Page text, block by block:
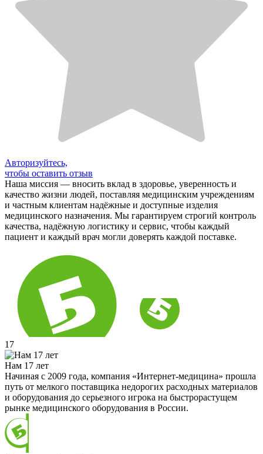
Авторизуйтесь,
чтобы оставить отзыв
Наша миссия — вносить вклад в здоровье, уверенность и
качество жизни людей, поставляя медицинским учреждениям
и частным клиентам надёжные и доступные изделия
медицинского назначения. Мы гарантируем строгий контроль
качества, надёжную логистику и сервис, чтобы каждый
пациент и каждый врач могли доверять каждой поставке.
17
Нам 17 лет
Начиная с 2009 года, компания «Интернет-медицина» прошла
путь от мелкого поставщика недорогих расходных материалов
и оборудования до серьезного игрока на быстрорастущем
рынке медицинского оборудования в России.